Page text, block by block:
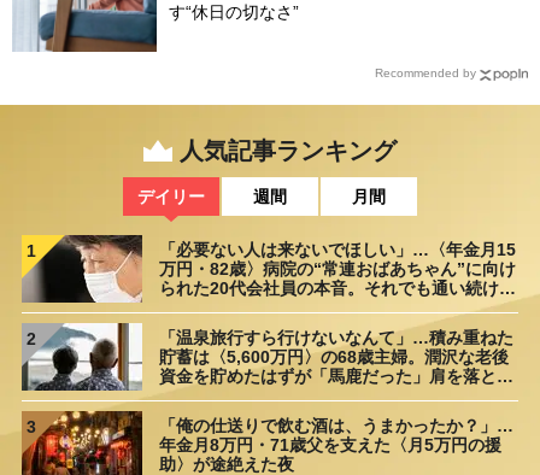
す“休日の切なさ”
Recommended by
人気記事ランキング
デイリー 週間 月間
1
「必要ない人は来ないでほしい」…〈年金月15
万円・82歳〉病院の“常連おばあちゃん”に向け
られた20代会社員の本音。それでも通い続ける
2
「温泉旅行すら行けないなんて」…積み重ねた
貯蓄は〈5,600万円〉の68歳主婦。潤沢な老後
資金を貯めたはずが「馬鹿だった」肩を落とす
3
「俺の仕送りで飲む酒は、うまかったか？」…
年金月8万円・71歳父を支えた〈月5万円の援
助〉が途絶えた夜